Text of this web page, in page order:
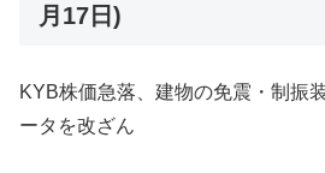
月17日)
KYB株価急落、建物の免震・制振
ータを改ざん